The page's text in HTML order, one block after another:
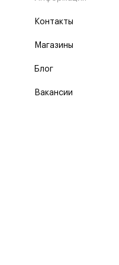
Контакты
Магазины
Блог
Вакансии